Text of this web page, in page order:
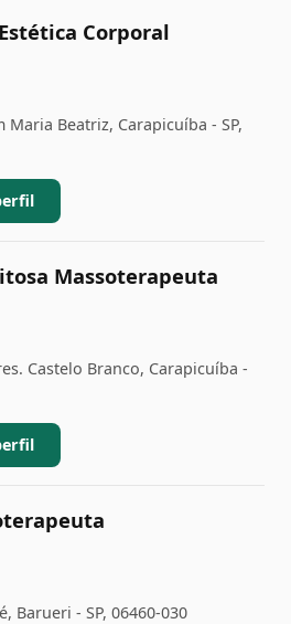
Corporal
Beatriz, Carapicuíba - SP,
Massoterapeuta
Castelo Branco, Carapicuíba -
Barueri - SP, 06460-030